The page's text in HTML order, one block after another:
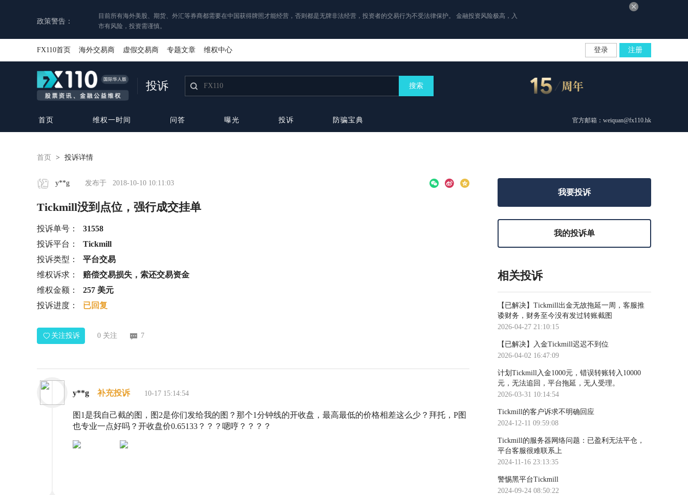
政策警告：
目前所有海外美股、期货、外汇等券商都需要在中国获得牌照才能经营，否则都是无牌非法经营，投资者的交易行为不受法律保护。 金融投资风险极高，入
市有风险，投资需谨慎。
FX110首页 海外交易商 虚假交易商 专题文章 维权中心 登录 注册
投诉 搜索
首页 维权一时间 问答 曝光 投诉 防骗宝典 官方邮箱：weiquan@fx110.hk
首页 > 投诉详情
y**g 发布于 2018-10-10 10:11:03
Tickmill没到点位，强行成交挂单
投诉单号：
31558
投诉平台：
Tickmill
投诉类型：
平台交易
维权诉求：
赔偿交易损失，索还交易资金
维权金额：
257 美元
投诉进度：
已回复
关注投诉 0 关注 7
y**g 补充投诉 10-17 15:14:54
图1是我自己截的图，图2是你们发给我的图？那个1分钟线的开收盘，最高最低的价格相差这么少？拜托，P图
也专业一点好吗？开收盘价0.65133？？？嗯哼？？？？
我要投诉
我的投诉单
相关投诉
【已解决】Tickmill出金无故拖延一周，客服推
诿财务，财务至今没有发过转账截图
2026-04-27 21:10:15
【已解决】入金Tickmill迟迟不到位
2026-04-02 16:47:09
计划Tickmill入金1000元，错误转账转入10000
元，无法追回，平台拖延，无人受理。
2026-03-31 10:14:54
Tickmill的客户诉求不明确回应
2024-12-11 09:59:08
Tickmill的服务器网络问题：已盈利无法平仓，
平台客服很难联系上
2024-11-16 23:13:35
警惕黑平台Tickmill
2024-09-24 08:50:22